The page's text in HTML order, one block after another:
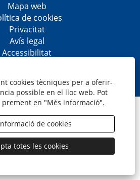
cookies tècniques per a oferir-
possible en el lloc web. Pot
en "Més informació".
de cookies
totes les cookies
Mapa web
de cookies
Privacitat
Avís legal
Accessibilitat
o
b
r
e
n
u
n
a
p
t
o
b
r
e
n
u
n
a
p
t
o
b
r
e
n
u
n
a
p
t
S.A.